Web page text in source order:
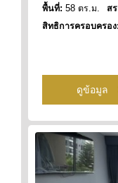
พื้นที่: 58 ตร.ม. ส
สิทธิการครอบครอง:
ดูข้อมูล